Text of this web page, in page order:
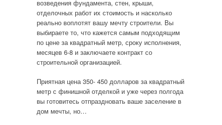
возведения фундамента, стен, крыши,
отделочных работ их стоимость и насколько
реально воплотят вашу мечту строители. Вы
выбираете то, что кажется самым подходящим
по цене за квадратный метр, сроку исполнения,
месяцев 6-8 и заключаете контракт со
строительной организацией.
Приятная цена 350- 450 долларов за квадратный
метр с финишной отделкой и уже через полгода
вы готовитесь отпраздновать ваше заселение в
дом мечты, но…